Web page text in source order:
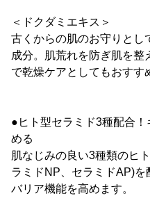
＜ドクダミエキス＞
古くからの肌のお守りとし
成分。肌荒れを防ぎ肌を
で乾燥ケアとしてもおすす
●ヒト型セラミド3種配合
める
肌なじみの良い3種類のヒ
ラミドNP、セラミドAP)
バリア機能を高めます。